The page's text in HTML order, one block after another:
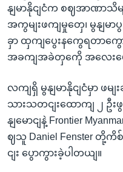
နျမာနိုငျငံက စဈအာဏာသိ
အကွမျးဖကျမှုတှေ၊ မွနျမာ
ခှာ ထှကျပွေးနကွေရတာကွ
အခကျအခဲတှကေို အလေးပေ
လကျရှိ မွနျမာနိုငျငံမှာ ဖမ
သားသတငျးထောကျ ၂
နျမောငျနဲ့ Frontier
ဈသူ Daniel Fenster
ငျး ပွောကွားခဲ့ပါတယျ။